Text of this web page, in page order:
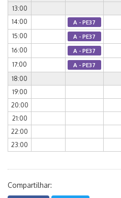
13:00
14:00
A - PE37
15:00 A - PE37
16:00 A - PE37
17:00 A - PE37
18:00
19:00
20:00
21:00
22:00
23:00
Compartilhar: